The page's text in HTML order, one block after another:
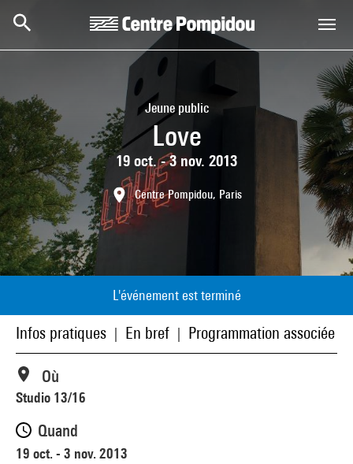
Jeune public
Love
19 oct. - 3 nov. 2013
Centre Pompidou, Paris
L'événement est terminé
Infos pratiques En bref Programmation associée
Où
Studio 13/16
Quand
19 oct. - 3 nov. 2013